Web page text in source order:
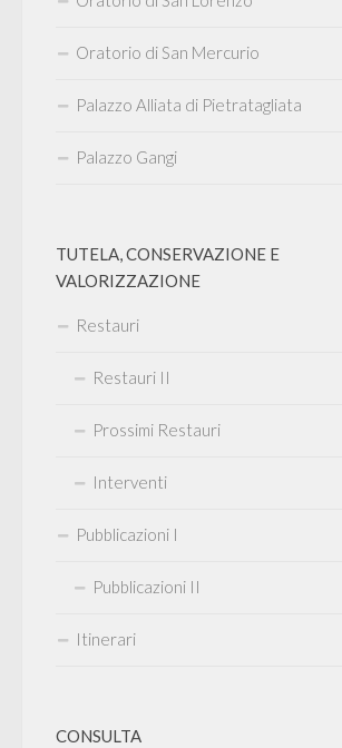
Oratorio di San Mercurio
Palazzo Alliata di Pietratagliata
Palazzo Gangi
TUTELA, CONSERVAZIONE E
VALORIZZAZIONE
Restauri
Restauri II
Prossimi Restauri
Interventi
Pubblicazioni I
Pubblicazioni II
Itinerari
CONSULTA